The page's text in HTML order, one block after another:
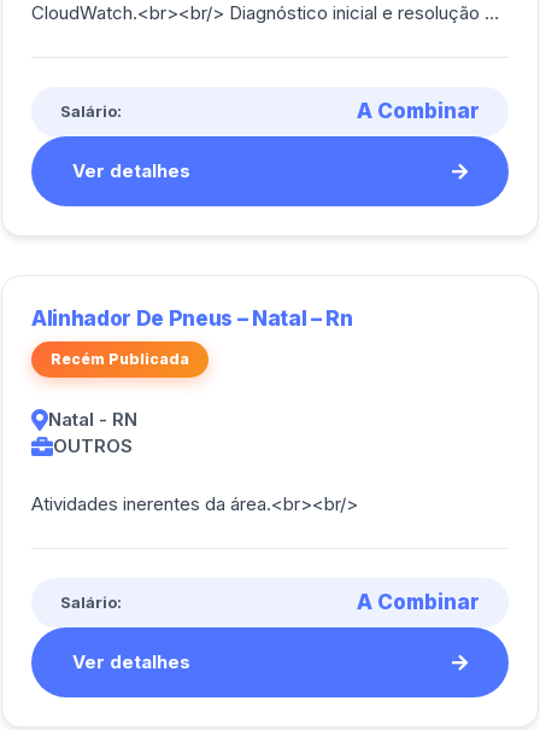
CloudWatch.<br><br/> Diagnóstico inicial e resolução de
Salário: A Combinar
Ver detalhes
Alinhador De Pneus – Natal – Rn
Recém Publicada
Natal - RN
OUTROS
Atividades inerentes da área.<br><br/>
Salário: A Combinar
Ver detalhes